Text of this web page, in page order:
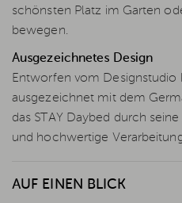
schönsten Platz im Garten
bewegen.
Ausgezeichnetes Design
Entworfen vom Designstudio
ausgezeichnet mit dem
das STAY Daybed durch
und hochwertige
AUF EINEN BLICK